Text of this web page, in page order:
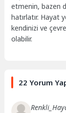
etmenin, bazen
hatırlatır. Hayat
kendinizi ve
olabilir.
22 Yorum